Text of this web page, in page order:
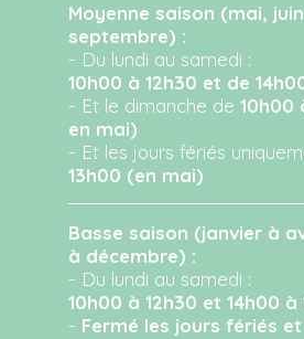
Moyenne saison (mai,
septembre) :
- Du lundi au samedi :
10h00 à 12h30 et de
- Et le dimanche de10h00
en mai)
- Et les jours fériés
13h00 (en mai)
Basse saison (janvier à
à décembre) :
- Du lundi au samedi :
10h00 à 12h30 et 14h00 à
- Fermé les jours fériés